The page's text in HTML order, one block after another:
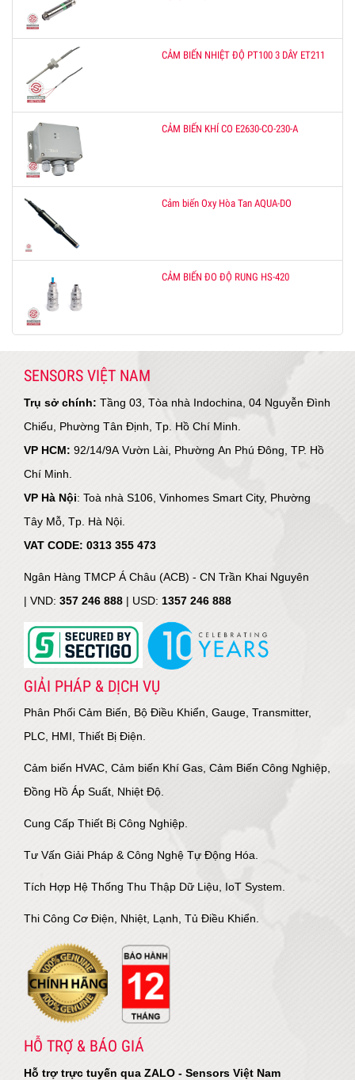
CẢM BIẾN NHIỆT ĐỘ PT100 3 DÂY ET211
CẢM BIẾN KHÍ CO E2630-CO-230-A
Cảm biến Oxy Hòa Tan AQUA-DO
CẢM BIẾN ĐO ĐỘ RUNG HS-420
SENSORS VIỆT NAM
Trụ sở chính: Tầng 03, Tòa nhà Indochina, 04 Nguyễn Đình
Chiểu, Phường Tân Định, Tp. Hồ Chí Minh.
VP HCM: 92/14/9A Vườn Lài, Phường An Phú Đông, TP. Hồ
Chí Minh.
VP Hà Nội: Toà nhà S106, Vinhomes Smart City, Phường
Tây Mỗ, Tp. Hà Nội.
VAT CODE: 0313 355 473
Ngân Hàng TMCP Á Châu (ACB) - CN Trần Khai Nguyên
| VND: 357 246 888 | USD: 1357 246 888
GIẢI PHÁP & DỊCH VỤ
Phân Phối Cảm Biến, Bộ Điều Khiển, Gauge, Transmitter,
PLC, HMI, Thiết Bị Điện.
Cảm biến HVAC, Cảm biến Khí Gas, Cảm Biến Công Nghiệp,
Đồng Hồ Áp Suất, Nhiệt Độ.
Cung Cấp Thiết Bị Công Nghiệp.
Tư Vấn Giải Pháp & Công Nghệ Tự Động Hóa.
Tích Hợp Hệ Thống Thu Thập Dữ Liệu, IoT System.
Thi Công Cơ Điện, Nhiệt, Lạnh, Tủ Điều Khiển.
HỖ TRỢ & BÁO GIÁ
Hỗ trợ trực tuyến qua ZALO - Sensors Việt Nam